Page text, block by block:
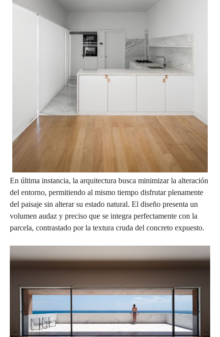
En última instancia, la arquitectura busca minimizar la alteración
del entorno, permitiendo al mismo tiempo disfrutar plenamente
del paisaje sin alterar su estado natural. El diseño presenta un
volumen audaz y preciso que se integra perfectamente con la
parcela, contrastado por la textura cruda del concreto expuesto.